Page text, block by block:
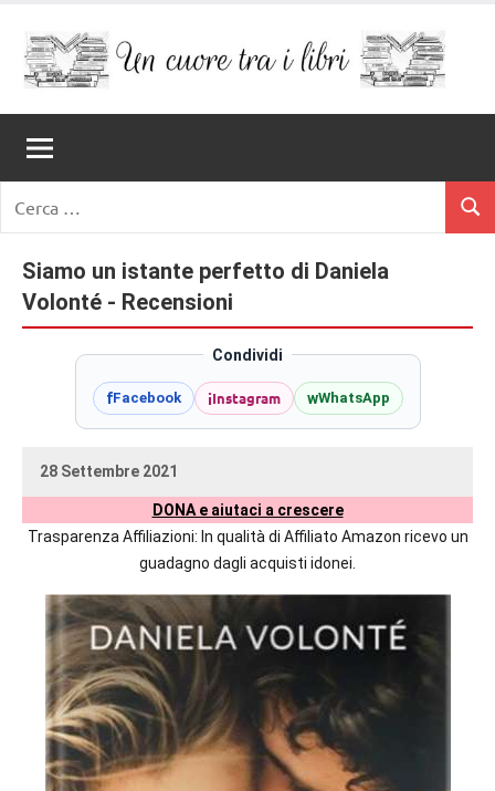
contenuto
Un
Cuore
Tra
I
Libri
romanzi
romance
e
non
solo.
Recensioni,
delle
autrici
straniere.
per:
Siamo un istante perfetto di Daniela
Volonté - Recensioni
Condividi
fFacebook iInstagram wWhatsApp
28 Settembre 2021
DONA e aiutaci a crescere
Trasparenza Affiliazioni: In qualità di Affiliato Amazon ricevo un
guadagno dagli acquisti idonei.